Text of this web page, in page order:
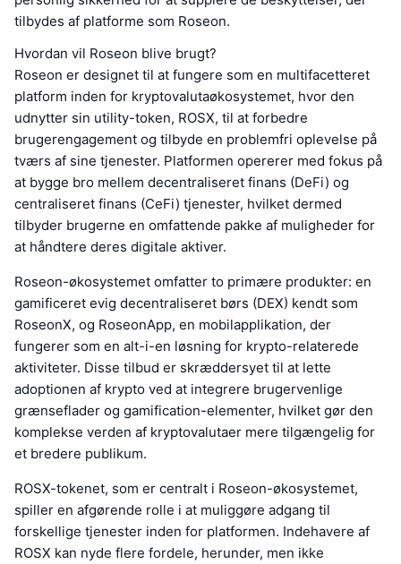
tilbydes af platforme som Roseon.
Hvordan vil Roseon blive brugt?
Roseon er designet til at fungere som en multifacetteret
platform inden for kryptovalutaøkosystemet, hvor den
udnytter sin utility-token, ROSX, til at forbedre
brugerengagement og tilbyde en problemfri oplevelse på
tværs af sine tjenester. Platformen opererer med fokus på
at bygge bro mellem decentraliseret finans (DeFi) og
centraliseret finans (CeFi) tjenester, hvilket dermed
tilbyder brugerne en omfattende pakke af muligheder for
at håndtere deres digitale aktiver.
Roseon-økosystemet omfatter to primære produkter: en
gamificeret evig decentraliseret børs (DEX) kendt som
RoseonX, og RoseonApp, en mobilapplikation, der
fungerer som en alt-i-en løsning for krypto-relaterede
aktiviteter. Disse tilbud er skræddersyet til at lette
adoptionen af krypto ved at integrere brugervenlige
grænseflader og gamification-elementer, hvilket gør den
komplekse verden af kryptovalutaer mere tilgængelig for
et bredere publikum.
ROSX-tokenet, som er centralt i Roseon-økosystemet,
spiller en afgørende rolle i at muliggøre adgang til
forskellige tjenester inden for platformen. Indehavere af
ROSX kan nyde flere fordele, herunder, men ikke